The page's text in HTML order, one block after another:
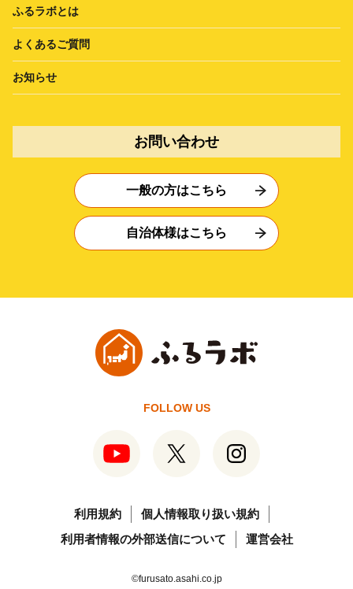
ふるラボとは
よくあるご質問
お知らせ
お問い合わせ
一般の方はこちら
自治体様はこちら
FOLLOW US
利用規約
個人情報取り扱い規約
利用者情報の外部送信について
運営会社
©furusato.asahi.co.jp